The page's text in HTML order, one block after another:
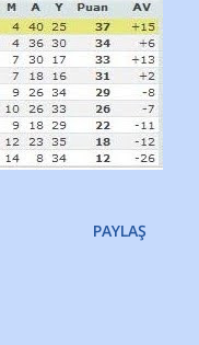
PAYLAŞ